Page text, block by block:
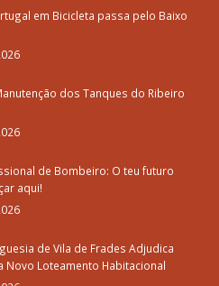
em Bicicleta passa pelo Baixo
dos Tanques do Ribeiro
de Bombeiro: O teu futuro
aqui!
de Vila de Frades Adjudica
Novo Loteamento Habitacional